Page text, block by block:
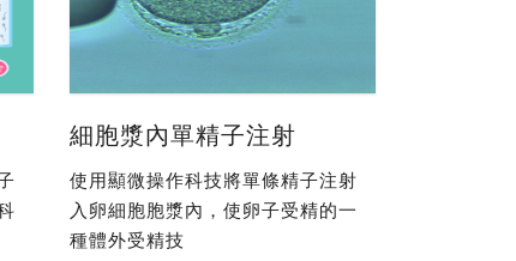
細胞漿內單精子注射
使用顯微操作科技將單條精子注射
入卵細胞胞漿內，使卵子受精的一
種體外受精技